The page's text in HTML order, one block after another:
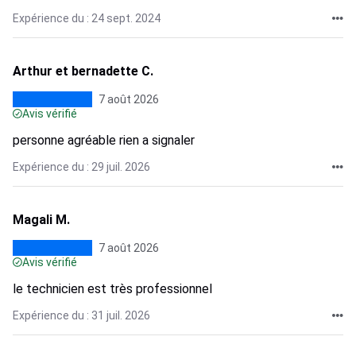
Expérience du : 24 sept. 2024
Arthur et bernadette C.
7 août 2026
Avis vérifié
personne agréable rien a signaler
Expérience du : 29 juil. 2026
Magali M.
7 août 2026
Avis vérifié
le technicien est très professionnel
Expérience du : 31 juil. 2026